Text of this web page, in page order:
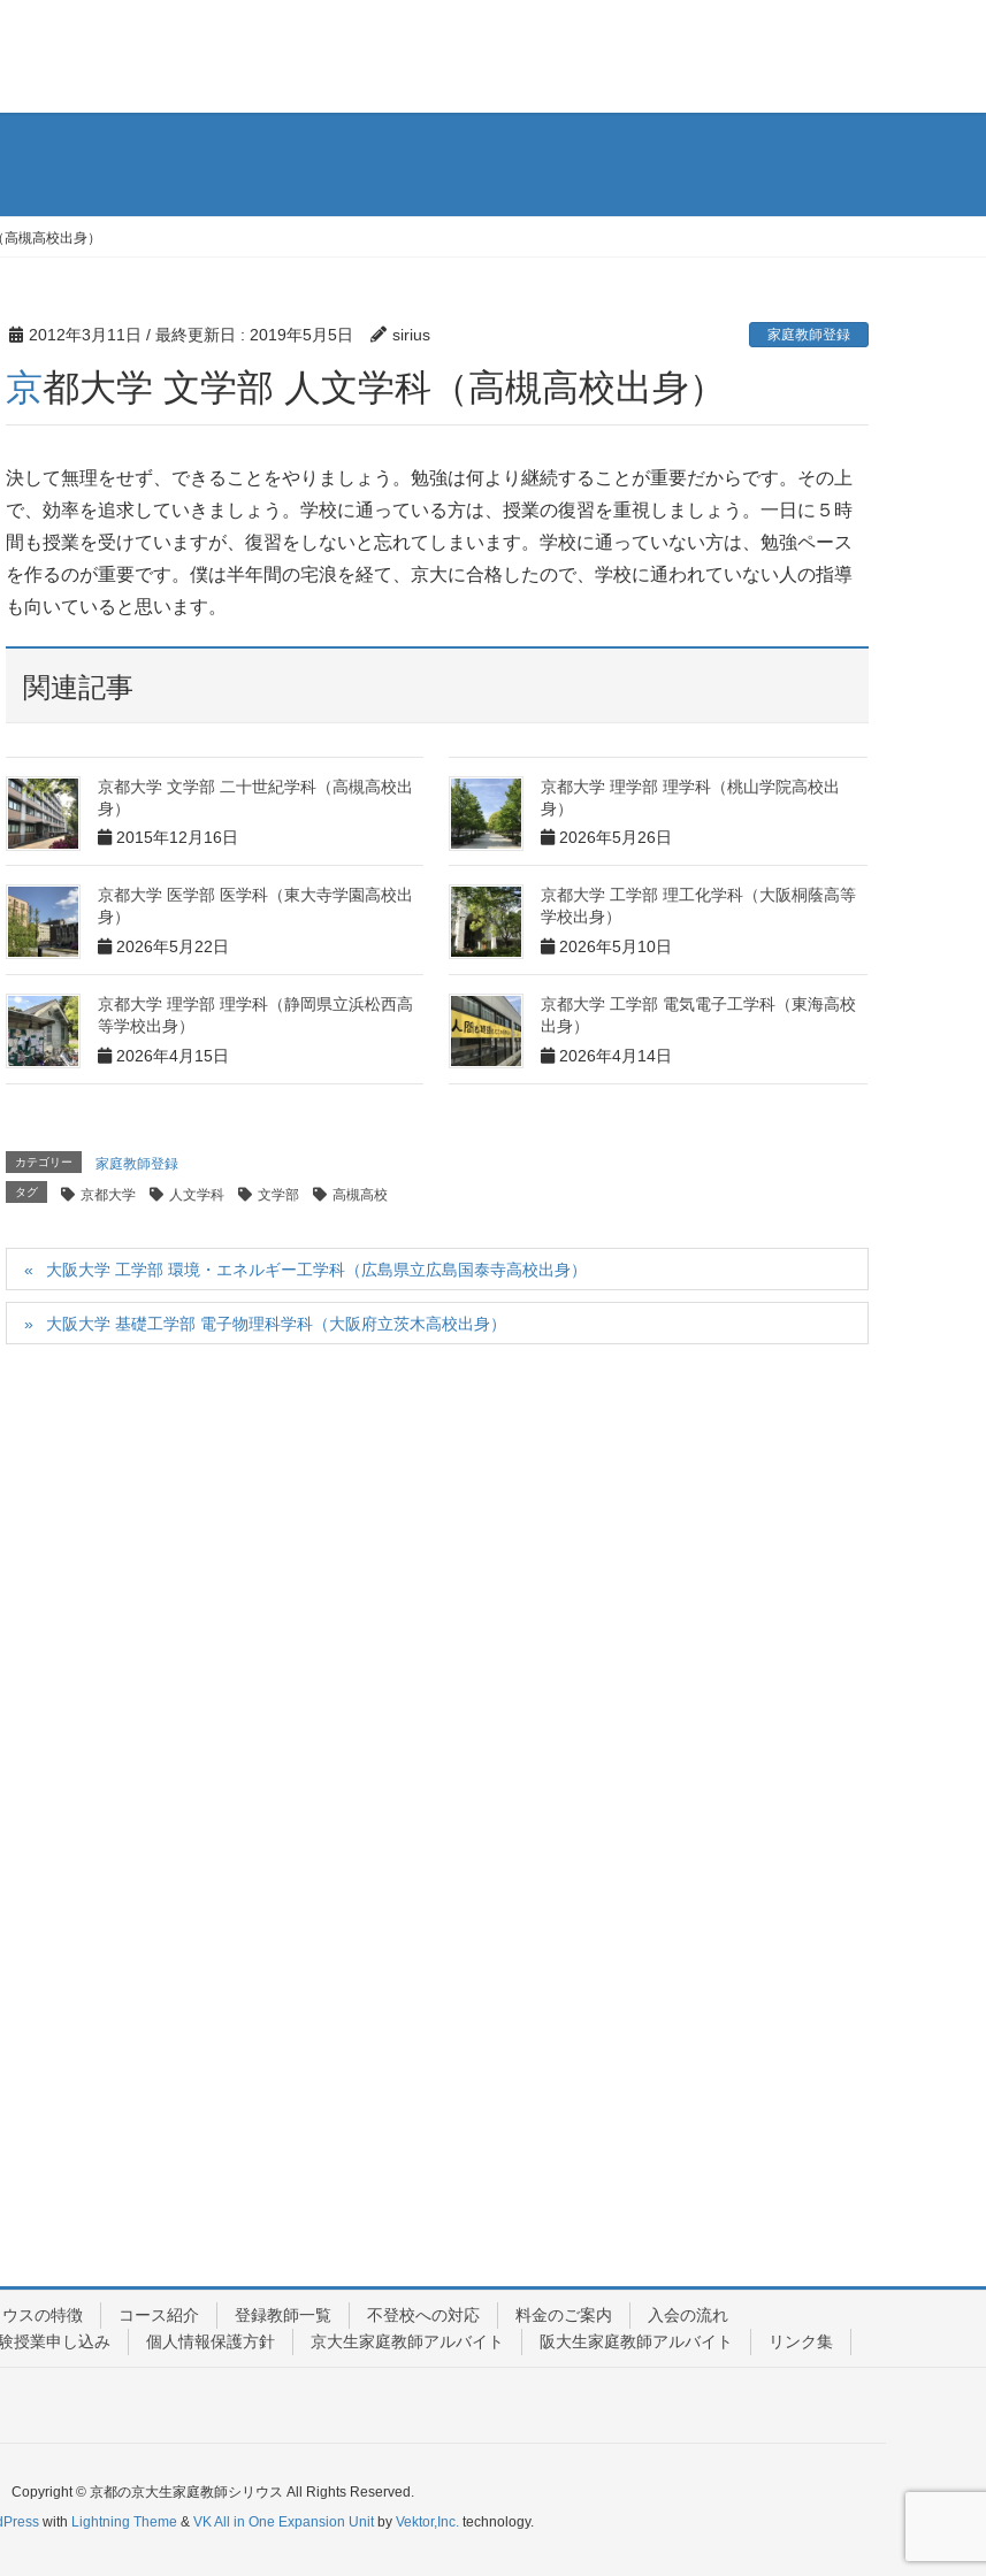
槻高校出身）
2012年3月11日 / 最終更新日 : 2019年5月5日 sirius 家庭教師登録
京都大学 文学部 人文学科（高槻高校出身）
決して無理をせず、できることをやりましょう。勉強は何より継続することが重要だからです。その上
で、効率を追求していきましょう。学校に通っている方は、授業の復習を重視しましょう。一日に５時
間も授業を受けていますが、復習をしないと忘れてしまいます。学校に通っていない方は、勉強ペース
を作るのが重要です。僕は半年間の宅浪を経て、京大に合格したので、学校に通われていない人の指導
も向いていると思います。
関連記事
京都大学 文学部 二十世紀学科（高槻高校出
身）
2015年12月16日
京都大学 理学部 理学科（桃山学院高校出
身）
2026年5月26日
京都大学 医学部 医学科（東大寺学園高校出
身）
2026年5月22日
京都大学 工学部 理工化学科（大阪桐蔭高等
学校出身）
2026年5月10日
京都大学 理学部 理学科（静岡県立浜松西高
等学校出身）
2026年4月15日
京都大学 工学部 電気電子工学科（東海高校
出身）
2026年4月14日
カテゴリー 家庭教師登録
タグ 京都大学 人文学科 文学部 高槻高校
大阪大学 工学部 環境・エネルギー工学科（広島県立広島国泰寺高校出身）
大阪大学 基礎工学部 電子物理科学科（大阪府立茨木高校出身）
スの特徴 コース紹介 登録教師一覧 不登校への対応 料金のご案内
入会の流れ
授業申し込み 個人情報保護方針 京大生家庭教師アルバイト 阪大生家庭教師アルバイト リンク集
Copyright © 京都の京大生家庭教師シリウス All Rights Reserved.
with Lightning Theme & VK All in One Expansion Unit by Vektor,Inc. technology.